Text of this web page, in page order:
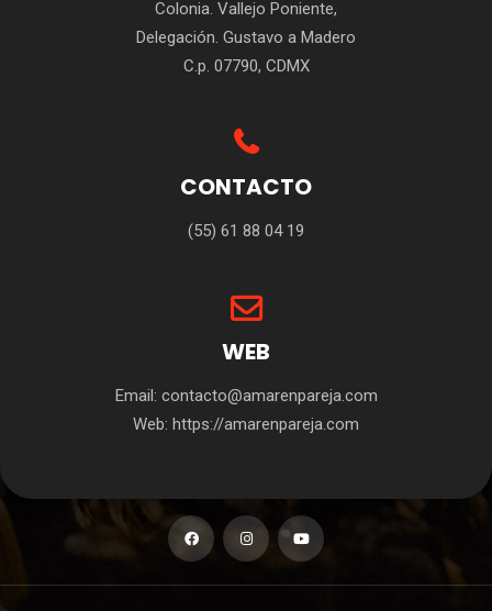
Colonia. Vallejo Poniente,
Delegación. Gustavo a Madero
C.p. 07790, CDMX
CONTACTO
(55) 61 88 04 19
WEB
Email: contacto@amarenpareja.com
Web: https://amarenpareja.com